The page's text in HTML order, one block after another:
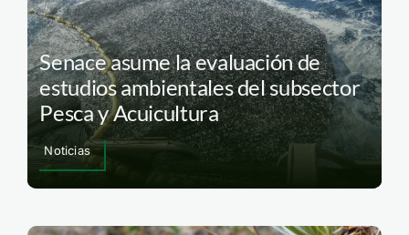
Senace asume la evaluación de
estudios ambientales del subsector
Pesca y Acuicultura
Noticias